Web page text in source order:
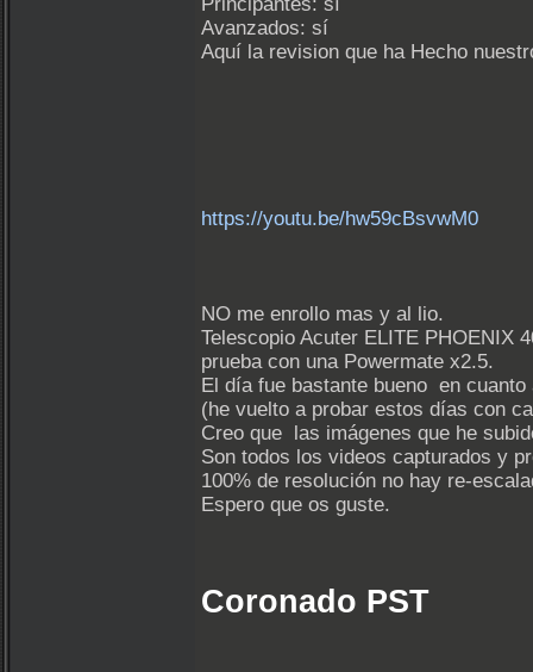
Avanzados: sí
Aquí la revision que ha Hecho
https://youtu.be/hw59cBsvwM0
NO me enrollo mas y al lio.
Telescopio Acuter ELITE PHOENIX
prueba con una Powermate x2.5.
El día fue bastante bueno en
(he vuelto a probar estos días con
Creo que las imágenes que he
Son todos los videos capturados y
100% de resolución no hay re-
Espero que os guste.
Coronado PST